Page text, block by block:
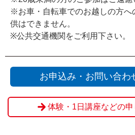
※お車・自転車でのお越しの方へ
供はできません。
※公共交通機関をご利用下さい。
お申込み・お問い合わ
体験・1日講座などの